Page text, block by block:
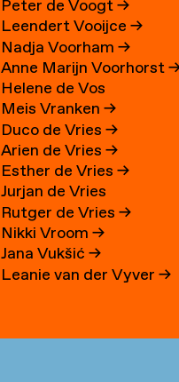
Peter de Voogt→
Leendert Vooijce→
Nadja Voorham→
Anne Marijn Voorhorst
Helene de Vos
Meis Vranken→
Duco de Vries→
Arien de Vries→
Esther de Vries→
Jurjan de Vries
Rutger de Vries→
Nikki Vroom→
Jana Vukšić→
Leanie van der Vyver→